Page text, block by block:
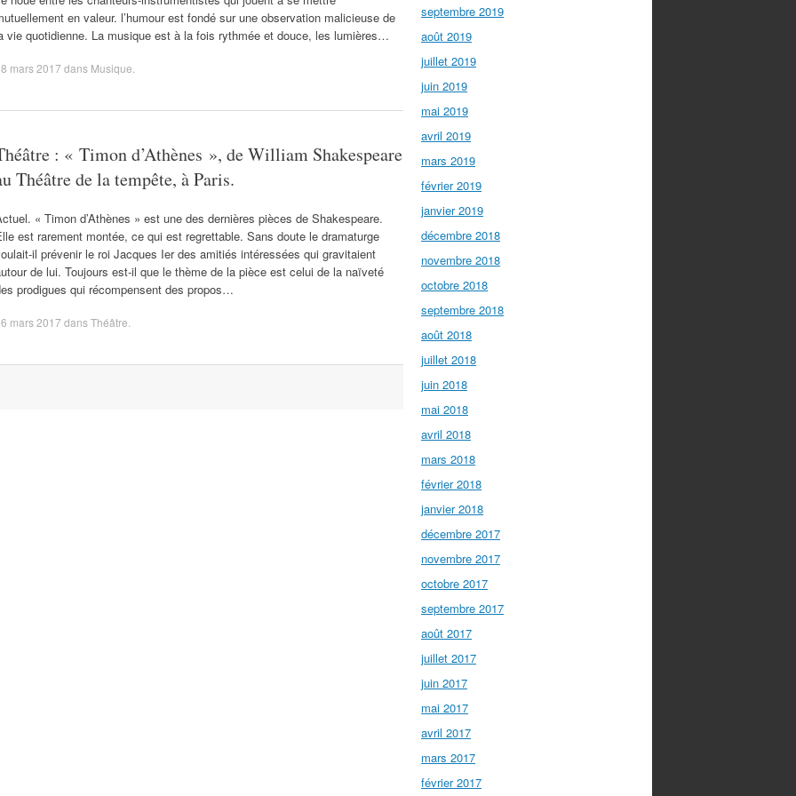
en valeur. l’humour est fondé sur une observation malicieuse de
vie quotidienne. La musique est à la fois rythmée et douce, les lumières…
mars 2017 dans Musique
: « Timon d’Athènes », de William Shakespeare
Théâtre de la tempête, à Paris.
« Timon d’Athènes » est une des dernières pièces de Shakespeare.
est rarement montée, ce qui est regrettable. Sans doute le dramaturge
il prévenir le roi Jacques Ier des amitiés intéressées qui gravitaient
de lui. Toujours est-il que le thème de la pièce est celui de la naïveté
prodigues qui récompensent des propos…
mars 2017 dansThéâtre
septembre 2019
août 2019
juillet 2019
juin 2019
mai 2019
avril 2019
mars 2019
février 2019
janvier 2019
décembre 2018
novembre 2018
octobre 2018
septembre 2018
août 2018
juillet 2018
juin 2018
mai 2018
avril 2018
mars 2018
février 2018
janvier 2018
décembre 2017
novembre 2017
octobre 2017
septembre 2017
août 2017
juillet 2017
juin 2017
mai 2017
avril 2017
mars 2017
février 2017